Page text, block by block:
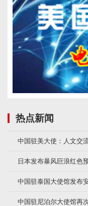
热点新闻
中国驻美大使：人文交
日本发布暴风巨浪红色
中国驻泰国大使馆发布
中国驻尼泊尔大使馆再